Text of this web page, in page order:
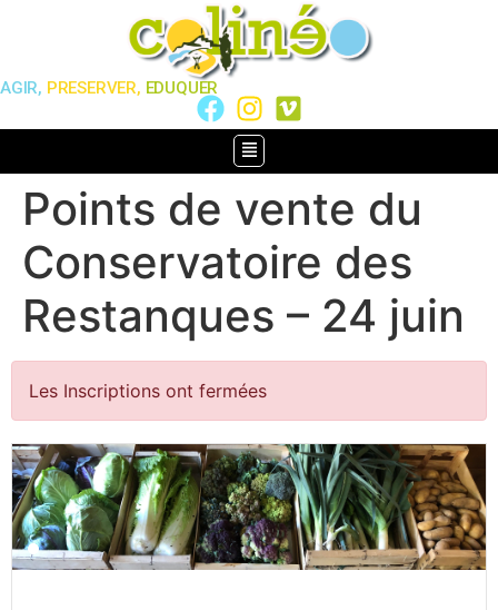
AGIR, PRESERVER, EDUQUER
Points de vente du
Conservatoire des
Restanques – 24 juin
Les Inscriptions ont fermées